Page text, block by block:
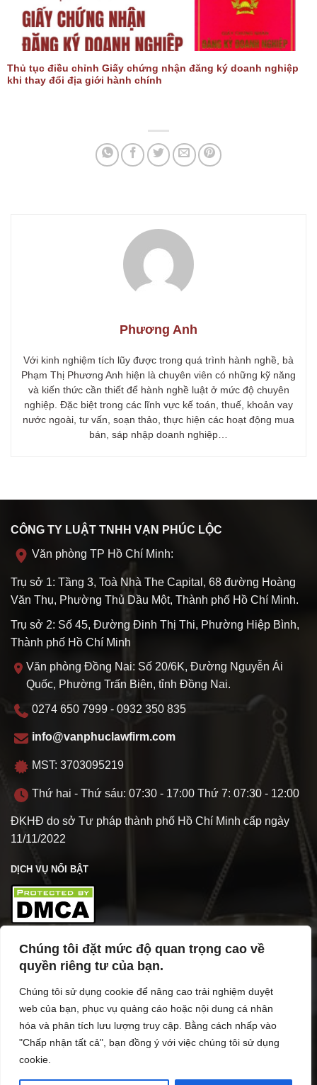
Chúng tôi đặt mức độ quan trọng cao về
quyền riêng tư của bạn.
Chúng tôi sử dụng cookie để nâng cao trải nghiệm duyệt
web của bạn, phục vụ quảng cáo hoặc nội dung cá nhân
hóa và phân tích lưu lượng truy cập. Bằng cách nhấp vào
"Chấp nhận tất cả", bạn đồng ý với việc chúng tôi sử dụng
cookie.
Thủ tục điều chỉnh Giấy chứng nhận đăng ký doanh nghiệp
khi thay đổi địa giới hành chính
Phương Anh
Với kinh nghiệm tích lũy được trong quá trình hành nghề, bà
Phạm Thị Phương Anh hiện là chuyên viên có những kỹ năng
và kiến thức cần thiết để hành nghề luật ở mức độ chuyên
nghiệp. Đặc biệt trong các lĩnh vực kế toán, thuế, khoản vay
nước ngoài, tư vấn, soạn thảo, thực hiện các hoạt động mua
bán, sáp nhập doanh nghiệp…
CÔNG TY LUẬT TNHH VẠN PHÚC LỘC
Văn phòng TP Hồ Chí Minh:
Trụ sở 1: Tầng 3, Toà Nhà The Capital, 68 đường Hoàng
Văn Thụ, Phường Thủ Dầu Một, Thành phố Hồ Chí Minh.
Trụ sở 2: Số 45, Đường Đinh Thị Thi, Phường Hiệp Bình,
Thành phố Hồ Chí Minh
Văn phòng Đồng Nai: Số 20/6K, Đường Nguyễn Ái
Quốc, Phường Trấn Biên, tỉnh Đồng Nai.
0274 650 7999 - 0932 350 835
info@vanphuclawfirm.com
MST: 3703095219
Thứ hai - Thứ sáu: 07:30 - 17:00 Thứ 7: 07:30 - 12:00
ĐKHĐ do sở Tư pháp thành phố Hồ Chí Minh cấp ngày
11/11/2022
DỊCH VỤ NỔI BẬT
TÌM HIỂU VỀ VPL